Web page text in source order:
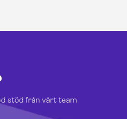
stöd från vårt team